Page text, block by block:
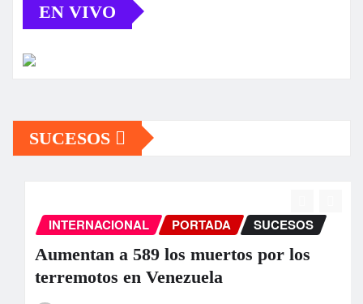
EN VIVO
SUCESOS
INTERNACIONAL PORTADA SUCESOS
Aumentan a 589 los muertos por los
terremotos en Venezuela